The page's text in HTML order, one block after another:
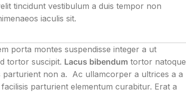
tincidunt vestibulum a duis tempor non
iaculis sit.
porta montes suspendisse integer a ut
tortor suscipit. Lacus bibendum tortor natoque
non a. Ac ullamcorper a ultrices a a
parturient elementum curabitur. Erat a